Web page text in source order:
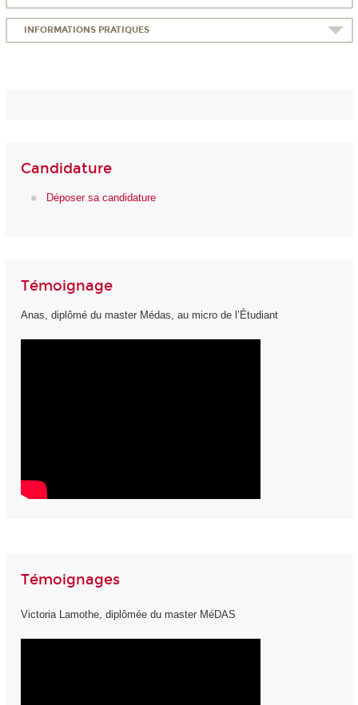
INFORMATIONS PRATIQUES
Candidature
Déposer sa candidature
Témoignage
Anas, diplômé du master Médas, au micro de l’Étudiant
Témoignages
Victoria Lamothe, diplômée du master MéDAS